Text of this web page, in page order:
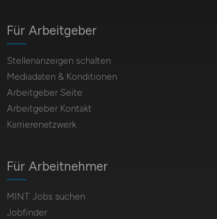
Für Arbeitnehmer
MINT Jobs suchen
Jobfinder
Für Arbeitgeber
Stellenanzeigen schalten
Mediadaten & Konditionen
Arbeitgeber Seite
Arbeitgeber Kontakt
Karrierenetzwerk